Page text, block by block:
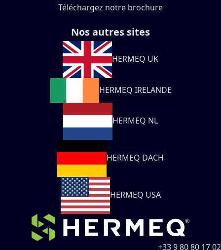
Téléchargez notre brochure
Nos autres sites
HERMEQ UK
HERMEQ IRELANDE
HERMEQ NL
HERMEQ DACH
HERMEQ USA
+33 9 80 80 17 02